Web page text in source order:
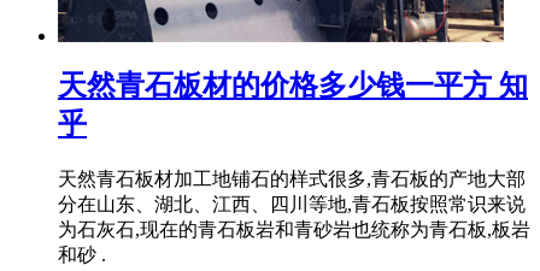
天然青石板材的价格多少钱一平方 知
乎
天然青石板材加工地铺石的样式很多,青石板的产地大部
分在山东、湖北、江西、四川等地,青石板按照常识来说
为石灰石,现在的青石板岩和青砂岩也统称为青石板,板岩
和砂 .